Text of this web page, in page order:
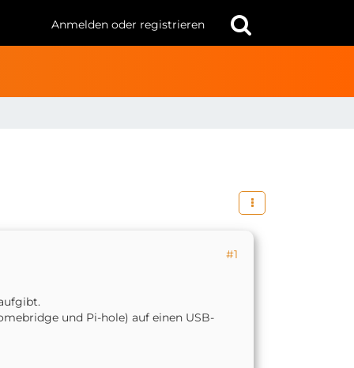
Anmelden oder registrieren
#1
und Pi-hole) auf einen USB-